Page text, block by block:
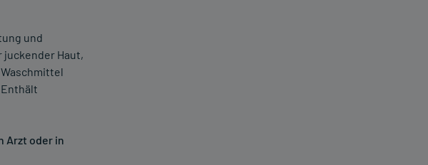
und
Haut,
Enthält
Arzt oder in